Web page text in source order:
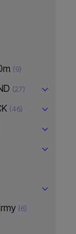
(9)
(27)
(46)
(6)